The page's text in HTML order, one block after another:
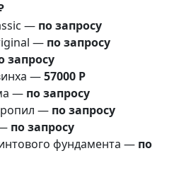
— по запросу
— по запросу
запросу
—57000 Р
— по запросу
— по запросу
по запросу
фундамента — по